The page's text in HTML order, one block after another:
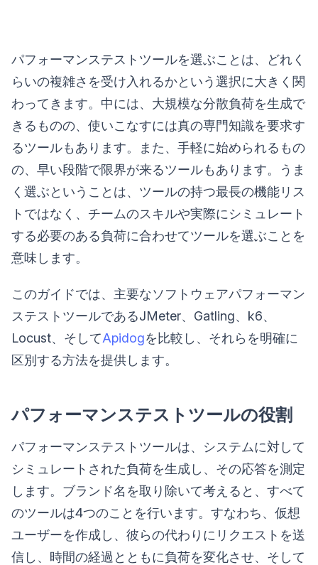
パフォーマンステストツールを選ぶことは、どれく
らいの複雑さを受け入れるかという選択に大きく関
わってきます。中には、大規模な分散負荷を生成で
きるものの、使いこなすには真の専門知識を要求す
るツールもあります。また、手軽に始められるもの
の、早い段階で限界が来るツールもあります。うま
く選ぶということは、ツールの持つ最長の機能リス
トではなく、チームのスキルや実際にシミュレート
する必要のある負荷に合わせてツールを選ぶことを
意味します。
このガイドでは、主要なソフトウェアパフォーマン
ステストツールであるJMeter、Gatling、k6、
Locust、そしてApidogを比較し、それらを明確に
区別する方法を提供します。
パフォーマンステストツールの役割
パフォーマンステストツールは、システムに対して
シミュレートされた負荷を生成し、その応答を測定
します。ブランド名を取り除いて考えると、すべて
のツールは4つのことを行います。すなわち、仮想
ユーザーを作成し、彼らの代わりにリクエストを送
信し、時間の経過とともに負荷を変化させ、そして